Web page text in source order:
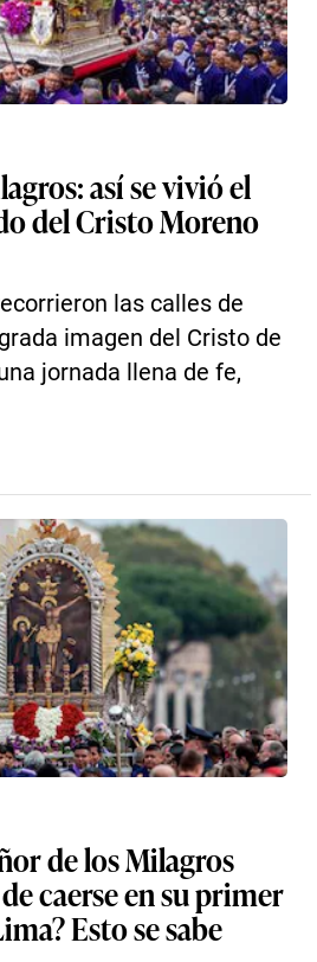
así se vivió el
del Cristo Moreno
las calles de
imagen del Cristo de
jornada llena de fe,
de los Milagros
caerse en su primer
Esto se sabe